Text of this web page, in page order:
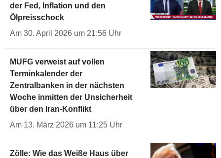
der Fed, Inflation und den
Ölpreisschock
Am 30. April 2026 um 21:56 Uhr
MUFG verweist auf vollen
Terminkalender der
Zentralbanken in der nächsten
Woche inmitten der Unsicherheit
über den Iran-Konflikt
Am 13. März 2026 um 11:25 Uhr
Zölle: Wie das Weiße Haus über